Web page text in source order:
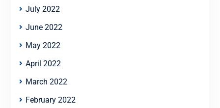
July 2022
June 2022
May 2022
April 2022
March 2022
February 2022